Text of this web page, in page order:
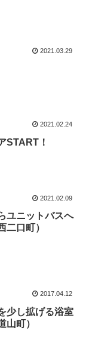
2021.03.29
2021.02.24
START！
2021.02.09
ユニットバスへ
二口町）
2017.04.12
少し拡げる浴室
山町）